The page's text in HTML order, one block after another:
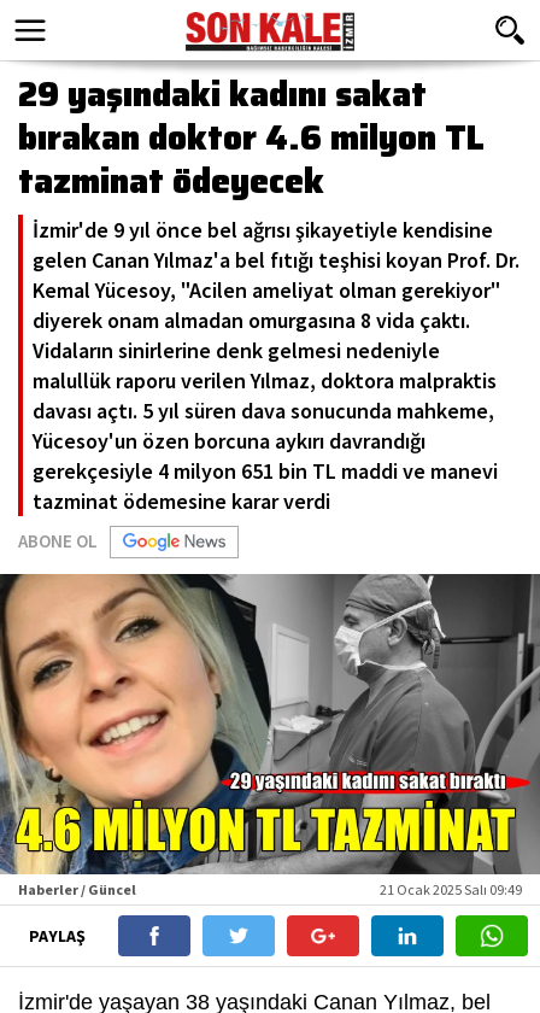
29 yaşındaki kadını sakat
bırakan doktor 4.6 milyon TL
tazminat ödeyecek
İzmir'de 9 yıl önce bel ağrısı şikayetiyle kendisine
gelen Canan Yılmaz'a bel fıtığı teşhisi koyan Prof. Dr.
Kemal Yücesoy, "Acilen ameliyat olman gerekiyor"
diyerek onam almadan omurgasına 8 vida çaktı.
Vidaların sinirlerine denk gelmesi nedeniyle
malullük raporu verilen Yılmaz, doktora malpraktis
davası açtı. 5 yıl süren dava sonucunda mahkeme,
Yücesoy'un özen borcuna aykırı davrandığı
gerekçesiyle 4 milyon 651 bin TL maddi ve manevi
tazminat ödemesine karar verdi
ABONE OL
Haberler / Güncel 21 Ocak 2025 Salı 09:49
PAYLAŞ
İzmir'de yaşayan 38 yaşındaki Canan Yılmaz, bel